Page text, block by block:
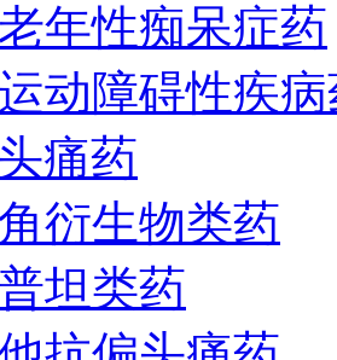
年性痴呆症药
动障碍性疾
痛药
衍生物类药
坦类药